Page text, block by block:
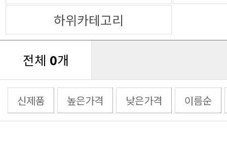
하위카테고리
전체 0개
신제품 높은가격 낮은가격 이름순